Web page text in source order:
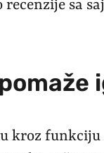
sa
kroz funkciju